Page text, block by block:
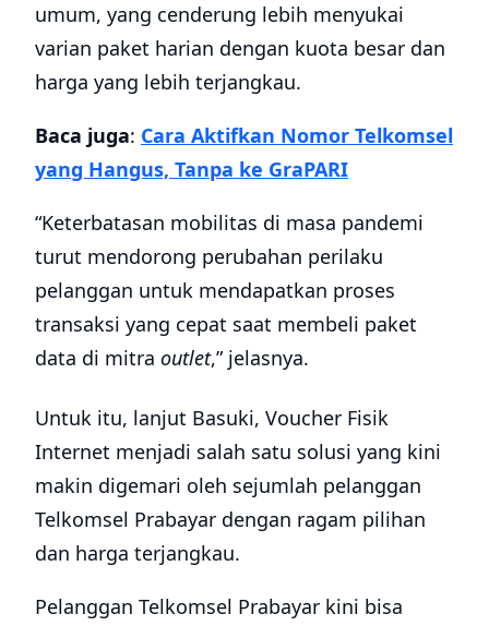
umum, yang cenderung lebih menyukai
varian paket harian dengan kuota besar dan
harga yang lebih terjangkau.
Baca juga: Cara Aktifkan Nomor Telkomsel
yang Hangus, Tanpa ke GraPARI
“Keterbatasan mobilitas di masa pandemi
turut mendorong perubahan perilaku
pelanggan untuk mendapatkan proses
transaksi yang cepat saat membeli paket
data di mitra outlet,” jelasnya.
Untuk itu, lanjut Basuki, Voucher Fisik
Internet menjadi salah satu solusi yang kini
makin digemari oleh sejumlah pelanggan
Telkomsel Prabayar dengan ragam pilihan
dan harga terjangkau.
Pelanggan Telkomsel Prabayar kini bisa